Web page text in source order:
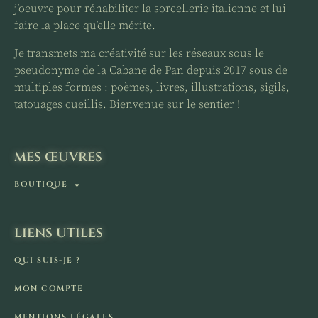
j’oeuvre pour réhabiliter la sorcellerie italienne et lui
faire la place qu’elle mérite.
Je transmets ma créativité sur les réseaux sous le
pseudonyme de la Cabane de Pan depuis 2017 sous de
multiples formes : poèmes, livres, illustrations, sigils,
tatouages cueillis. Bienvenue sur le sentier !
MES ŒUVRES
BOUTIQUE
LIENS UTILES
QUI SUIS-JE ?
MON COMPTE